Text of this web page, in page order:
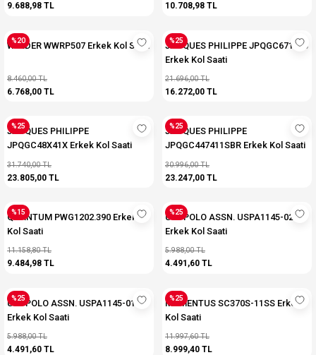
9.688,98 TL 10.708,98 TL
%20
WELDER WWRP507 Erkek Kol Saati
8.460,00 TL
6.768,00 TL
%25
JACQUES PHILIPPE JPQGC671143
Erkek Kol Saati
21.696,00 TL
16.272,00 TL
%25
JACQUES PHILIPPE
JPQGC48X41X Erkek Kol Saati
31.740,00 TL
23.805,00 TL
%25
JACQUES PHILIPPE
JPQGC447411SBR Erkek Kol Saati
30.996,00 TL
23.247,00 TL
%15
QUANTUM PWG1202.390 Erkek
Kol Saati
11.158,80 TL
9.484,98 TL
%25
U.S. POLO ASSN. USPA1145-02
Erkek Kol Saati
5.988,00 TL
4.491,60 TL
%25
U.S. POLO ASSN. USPA1145-01
Erkek Kol Saati
5.988,00 TL
4.491,60 TL
%25
MOMENTUS SC370S-11SS Erkek
Kol Saati
11.997,60 TL
8.999,40 TL